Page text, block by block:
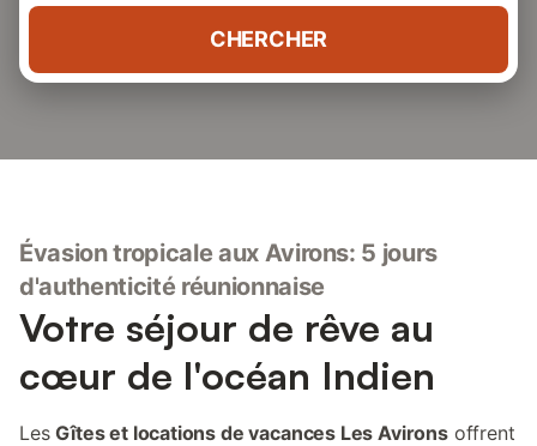
CHERCHER
Évasion tropicale aux Avirons: 5 jours
d'authenticité réunionnaise
Votre séjour de rêve au
cœur de l'océan Indien
LesGîtes et locations de vacances Les Avironsoffrent